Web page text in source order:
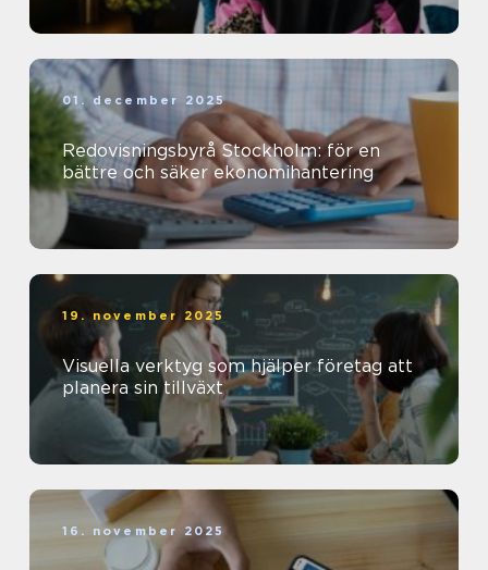
01. december 2025
Redovisningsbyrå Stockholm: för en
bättre och säker ekonomihantering
19. november 2025
Visuella verktyg som hjälper företag att
planera sin tillväxt
16. november 2025